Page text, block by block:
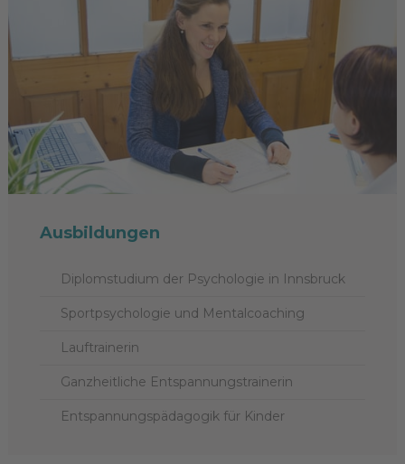
Ausbildungen
Diplomstudium der Psychologie in Innsbruck
Sportpsychologie und Mentalcoaching
Lauftrainerin
Ganzheitliche Entspannungstrainerin
Entspannungspädagogik für Kinder